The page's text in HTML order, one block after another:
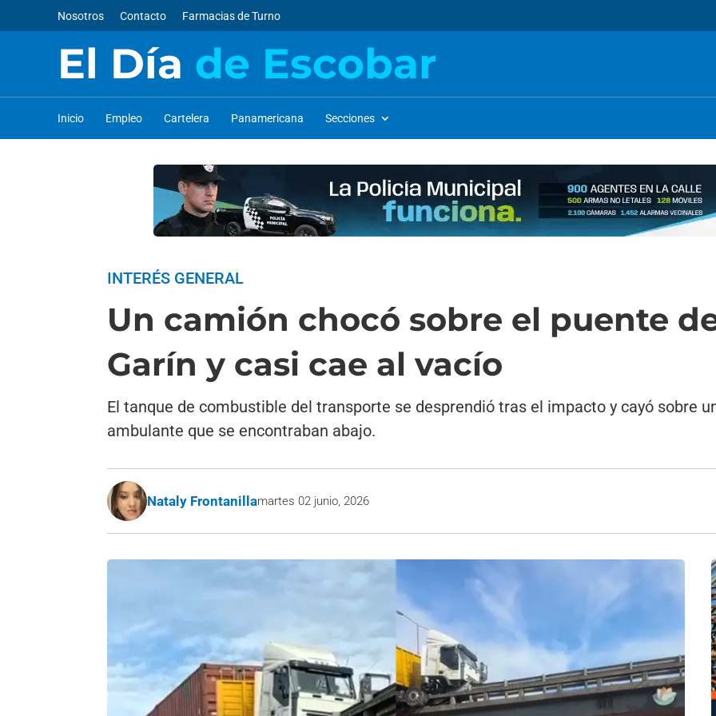
Nosotros Contacto Farmacias de Turno
El Día de Escobar
Inicio Empleo Cartelera Panamericana Secciones
INTERÉS GENERAL
Un camión chocó sobre el puente
Garín y casi cae al vacío
El tanque de combustible del transporte se desprendió tras el impacto y cayó sobre
ambulante que se encontraban abajo.
Nataly Frontanillamartes 02 junio, 2026